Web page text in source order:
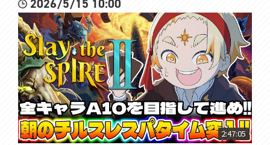
2026/5/15 10:00
2:47:05